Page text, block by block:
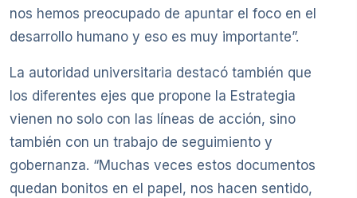
nos hemos preocupado de apuntar el foco en el
desarrollo humano y eso es muy importante”.
La autoridad universitaria destacó también que
los diferentes ejes que propone la Estrategia
vienen no solo con las líneas de acción, sino
también con un trabajo de seguimiento y
gobernanza. “Muchas veces estos documentos
quedan bonitos en el papel, nos hacen sentido,